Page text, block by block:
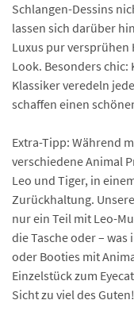
Schlangen-Dessins
lassen sich darüber
Luxus pur
Look. Besonders
Klassiker veredeln
schaffen einen
Extra-Tipp: Während
verschiedene Animal
Leo und Tiger, in
Zurückhaltung.
nur ein Teil mit Leo-
die Tasche oder –
oder Booties mit
Einzelstück zum
Sicht zu viel des Guten!